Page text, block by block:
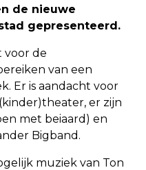
de nieuwe
gepresenteerd.
voor de
van een
Er is aandacht voor
er zijn
met beiaard) en
Bigband.
muziek van Ton